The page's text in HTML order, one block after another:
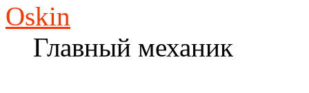
Oskin
Главный механик